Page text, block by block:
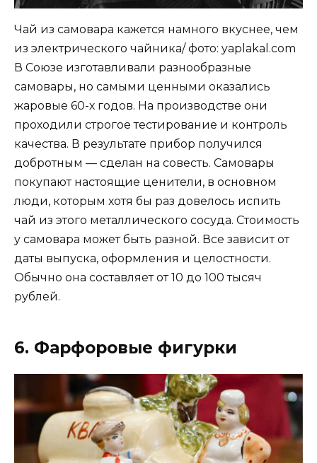
Чай из самовара кажется намного вкуснее, чем
из электрического чайника/ фото: yaplakal.com
В Союзе изготавливали разнообразные
самовары, но самыми ценными оказались
жаровые 60-х годов. На производстве они
проходили строгое тестирование и контроль
качества. В результате прибор получился
добротным — сделан на совесть. Самовары
покупают настоящие ценители, в основном
люди, которым хотя бы раз довелось испить
чай из этого металлического сосуда. Стоимость
у самовара может быть разной. Все зависит от
даты выпуска, оформления и целостности.
Обычно она составляет от 10 до 100 тысяч
рублей.
6. Фарфоровые фигурки